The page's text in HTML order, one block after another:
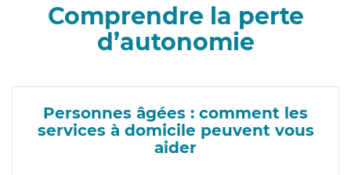
Comprendre la perte
d’autonomie
Personnes âgées : comment les
services à domicile peuvent vous
aider